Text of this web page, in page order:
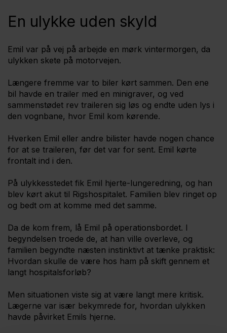
En ulykke uden skyld
Emil var på vej på arbejde en mørk vintermorgen, da
ulykken skete på motorvejen.
Længere fremme var to biler kørt sammen. Den ene
bil havde en trailer med en minigraver, og ved
sammenstødet rev traileren sig løs og endte uden lys i
den vognbane, hvor Emil kom kørende.
Hverken Emil eller andre bilister havde nogen chance
for at se traileren, før det var for sent. Emil kørte
frontalt ind i den.
På ulykkesstedet fik Emil hjerte-lungeredning, og han
blev kørt akut til Rigshospitalet. Familien blev ringet op
og bedt om at komme med det samme.
Da de kom frem, lå Emil på operationsbordet. I
begyndelsen troede de, at han ville overleve, og
familien begyndte næsten instinktivt at tænke praktisk:
Hvordan skulle de være hos ham på skift gennem et
langt hospitalsforløb?
Men situationen viste sig at være langt mere kritisk.
Lægerne var især bekymrede for, hvordan ulykken
havde påvirket Emils hjerne.